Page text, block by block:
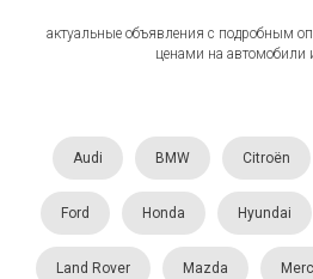
актуальные объявления с подробным
ценами на автомобили
Audi BMW Citroën
Ford Honda Hyundai
Land Rover Mazda